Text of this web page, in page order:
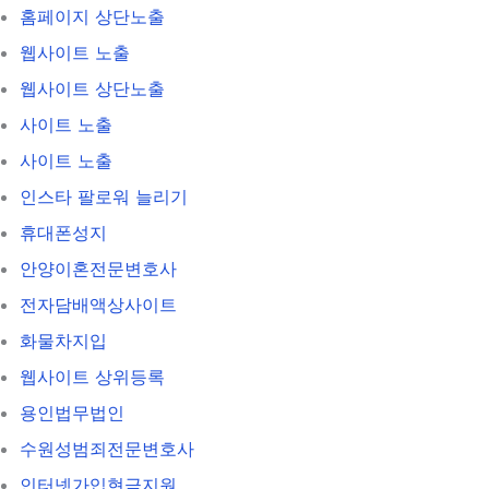
홈페이지 상단노출
웹사이트 노출
웹사이트 상단노출
사이트 노출
사이트 노출
인스타 팔로워 늘리기
휴대폰성지
안양이혼전문변호사
전자담배액상사이트
화물차지입
웹사이트 상위등록
용인법무법인
수원성범죄전문변호사
인터넷가입현금지원